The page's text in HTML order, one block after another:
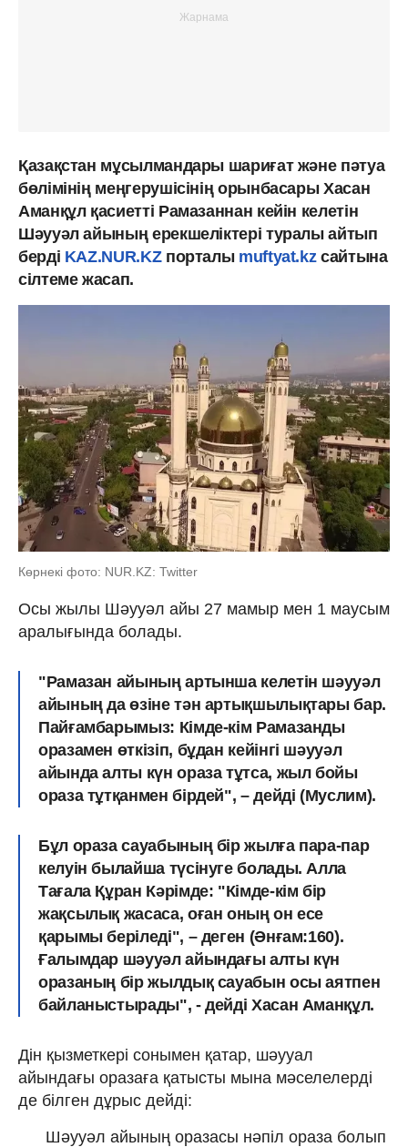
Қазақстан мұсылмандары шариғат және пәтуа
бөлімінің меңгерушісінің орынбасары Хасан
Аманқұл қасиетті Рамазаннан кейін келетін
Шәууәл айының ерекшеліктері туралы айтып
берді KAZ.NUR.KZ порталы muftyat.kzсайтына
сілтеме жасап.
Көрнекі фото: NUR.KZ: Twitter
Осы жылы Шәууәл айы 27 мамыр мен 1 маусым
аралығында болады.
"Рамазан айының артынша келетін шәууәл
айының да өзіне тән артықшылықтары бар.
Пайғамбарымыз: Кімде-кім Рамазанды
оразамен өткізіп, бұдан кейінгі шәууәл
айында алты күн ораза тұтса, жыл бойы
ораза тұтқанмен бірдей", – дейді (Муслим).
Бұл ораза сауабының бір жылға пара-пар
келуін былайша түсінуге болады. Алла
Тағала Құран Кәрімде: "Кімде-кім бір
жақсылық жасаса, оған оның он есе
қарымы беріледі", – деген (Әнғам:160).
Ғалымдар шәууәл айындағы алты күн
оразаның бір жылдық сауабын осы аятпен
байланыстырады", - дейді Хасан Аманқұл.
Дін қызметкері сонымен қатар, шәууал
айындағы оразаға қатысты мына мәселелерді
де білген дұрыс дейді:
Шәууәл айының оразасы нәпіл ораза болып